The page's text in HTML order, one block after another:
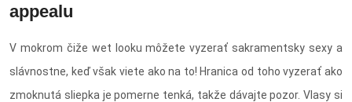
appealu
V mokrom čiže wet looku môžete vyzerať sakramentsky sexy a
slávnostne, keď však viete ako na to! Hranica od toho vyzerať ako
zmoknutá sliepka je pomerne tenká, takže dávajte pozor. Vlasy si